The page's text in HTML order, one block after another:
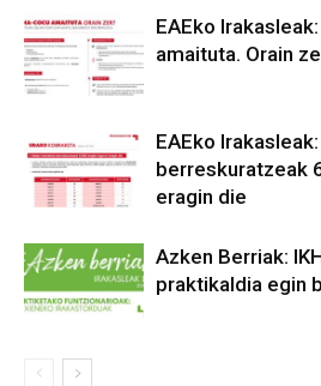
EAEko Irakasleak:
amaituta. Orain
EAEko
berreskuratzeak
eragin die
Azken Berriak:
praktikaldia egin